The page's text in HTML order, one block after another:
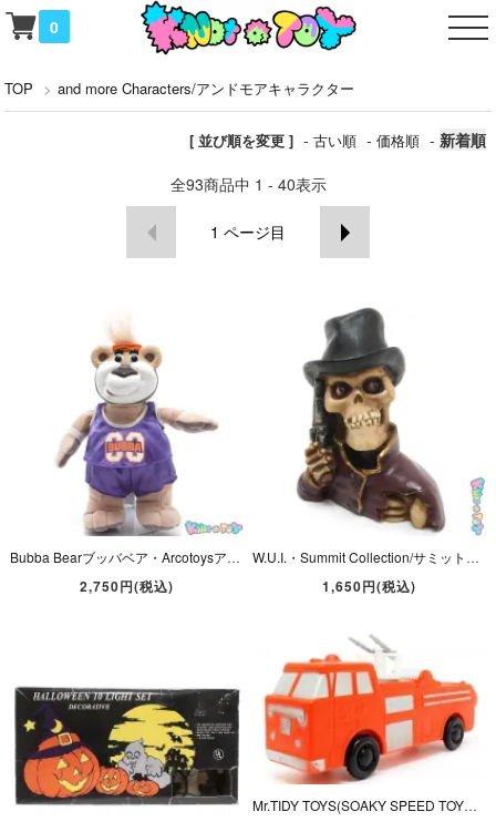
0
TOP > and more Characters/アンドモアキャラクター
[ 並び順を変更 ] - 古い順 - 価格順 - 新着順
全93商品中 1 - 40表示
1 ページ目
Bubba Bearブッバベア・Arcotoysアルコトイズ・マテル・トーキングぬいぐるみ「Basketball Bubba Plush Toyバスケットボールブッバ・プラッシュトイ」ダメージ＆欠品有
2,750円(税込)
W.U.I.・Summit Collection/サミットコレクション・Polyresin Figure/ポリレジンフィギュア・Skull/スカル/髑髏/ドクロ・Gunman/ガンマン・6.6cm
1,650円(税込)
Mr.TIDY TOYS(SOAKY SPEED TOYS)/ミスタータイディトイズ・Vintage/ビンテージ・Soaky Bottle/ソーキーボトル 「Fire Truck/消防車・放水」